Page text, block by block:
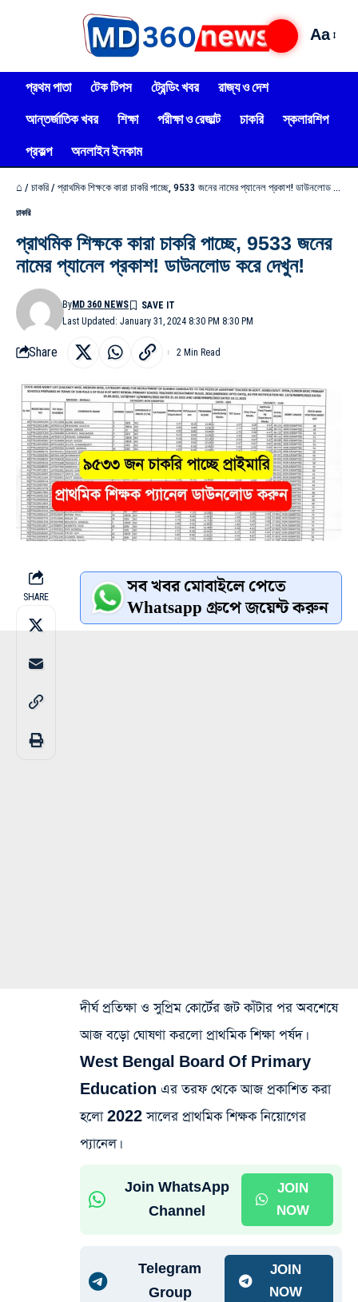
Aa
প্রথম পাতা টেক টিপস ট্রেন্ডিং খবর
রাজ্য ও দেশ
আন্তর্জাতিক খবর
শিক্ষা পরীক্ষা ও রেজাল্ট চাকরি
স্কলারশিপ
প্রকল্প
অনলাইন ইনকাম
⌂ / চাকরি / প্রাথমিক শিক্ষকে কারা চাকরি পাচ্ছে, 9533 জনের নামের প্যানেল প্রকাশ! ডাউনলোড করে দেখুন!
চাকরি
প্রাথমিক শিক্ষকে কারা চাকরি পাচ্ছে, 9533 জনের
নামের প্যানেল প্রকাশ! ডাউনলোড করে দেখুন!
Last Updated: January 31, 2024 8:30 PM 8:30 PM
ByMD 360 NEWS
Share 2 Min Read
SHARE সব খবর মোবাইলে পেতে
Whatsapp গ্রুপে জয়েন্ট করুন
দীর্ঘ প্রতিক্ষা ও সুপ্রিম কোর্টের জট কাঁটার পর অবশেষে
আজ বড়ো ঘোষণা করলো প্রাথমিক শিক্ষা পর্ষদ।
West Bengal Board Of Primary
Education এর তরফ থেকে আজ প্রকাশিত করা
হলো 2022 সালের প্রাথমিক শিক্ষক নিয়োগের
প্যানেল।
Join WhatsApp
Channel
JOIN
NOW
Telegram
Group
JOIN
NOW